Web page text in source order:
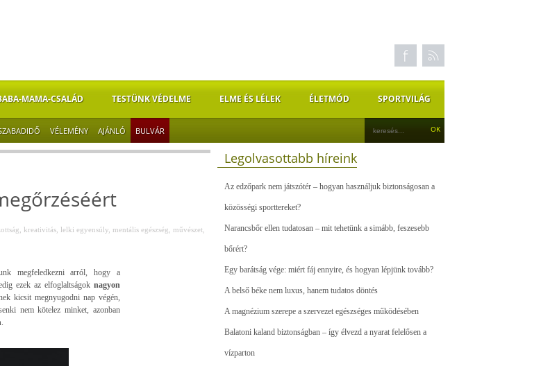
MAMA-CSALÁD TESTÜNK VÉDELME ELME ÉS LÉLEK ÉLETMÓD SPORTVILÁG
VÉLEMÉNY AJÁNLÓ BULVÁR
kreativitás, lelki egyensúly, mentális egészség művészet,
megfeledkezni arról, hogy a
ezek az elfoglaltságok nagyon
kicsit megnyugodni nap végén,
nem kötelez minket, azonban
Legolvasottabb híreink
Az edzőpark nem játszótér – hogyan használjuk biztonságosan a
közösségi sporttereket?
Narancsbőr ellen tudatosan – mit tehetünk a simább, feszesebb
bőrért?
Egy barátság vége: miért fáj ennyire, és hogyan lépjünk tovább?
A belső béke nem luxus, hanem tudatos döntés
A magnézium szerepe a szervezet egészséges működésében
Balatoni kaland biztonságban – így élvezd a nyarat felelősen a
vízparton